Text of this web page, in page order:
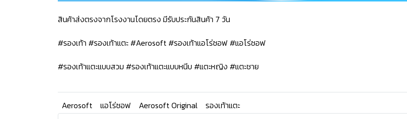
สินค้าส่งตรงจากโรงงานโดยตรง มีรับประกันสินค้า 7 วัน
#รองเท้า #รองเท้าแตะ #Aerosoft #รองเท้าแอโร่ซอฟ #แอโร่ซอฟ
#รองเท้าแตะแบบสวม #รองเท้าแตะแบบหนีบ #แตะหญิง #แตะชาย
Aerosoft แอโร่ซอฟ Aerosoft Original รองเท้าแตะ